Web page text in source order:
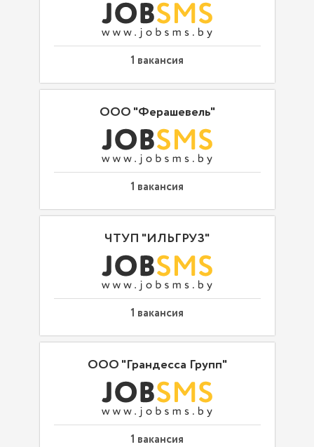
1 вакансия
ООО "Ферашевель"
1 вакансия
ЧТУП "ИЛЬГРУЗ"
1 вакансия
ООО "Грандесса Групп"
1 вакансия